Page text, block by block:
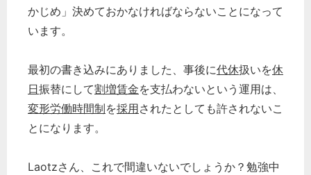
かじめ」決めておかなければならないことになって
います。
最初の書き込みにありました、事後に代休扱いを休
日振替にして割増賃金を支払わないという運用は、
変形労働時間制を採用されたとしても許されないこ
とになります。
Laotzさん、これで間違いないでしょうか？勉強中